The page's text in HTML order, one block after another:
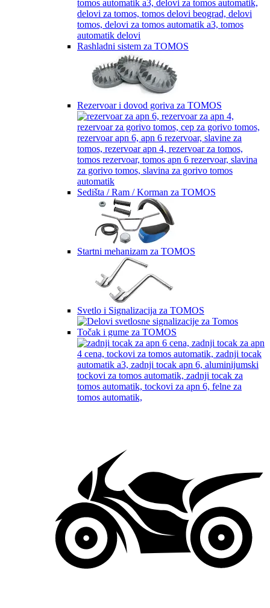
Rashladni sistem za TOMOS
Rezervoar i dovod goriva za TOMOS
Sedišta / Ram / Korman za TOMOS
Startni mehanizam za TOMOS
Svetlo i Signalizacija za TOMOS
Točak i gume za TOMOS